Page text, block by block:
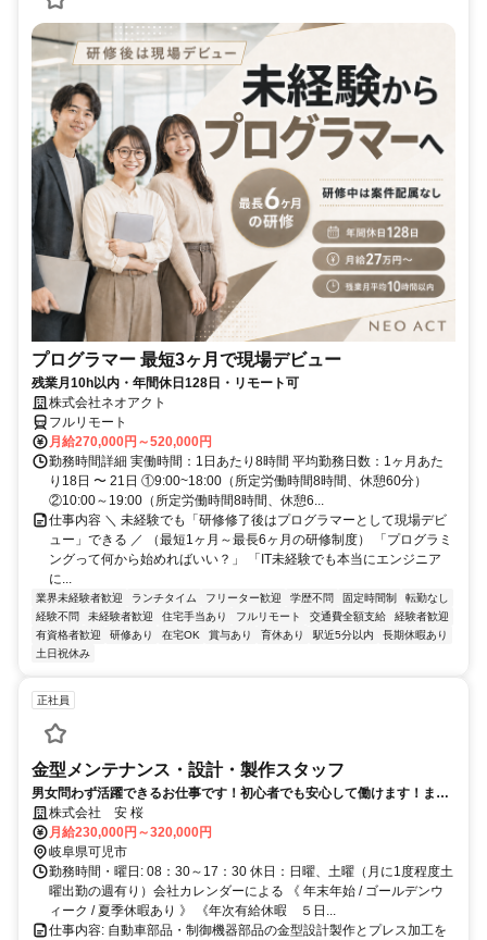
プログラマー 最短3ヶ月で現場デビュー
残業月10h以内・年間休日128日・リモート可
株式会社ネオアクト
フルリモート
月給270,000円～520,000円
勤務時間詳細 実働時間：1日あたり8時間 平均勤務日数：1ヶ月あた
り18日 〜 21日 ①9:00~18:00（所定労働時間8時間、休憩60分）
②10:00～19:00（所定労働時間8時間、休憩6...
仕事内容 ＼ 未経験でも「研修修了後はプログラマーとして現場デビ
ュー」できる ／ （最短1ヶ月～最長6ヶ月の研修制度） 「プログラミ
ングって何から始めればいい？」 「IT未経験でも本当にエンジニア
に...
業界未経験者歓迎 ランチタイム フリーター歓迎 学歴不問 固定時間制
転勤なし
経験不問
未経験者歓迎 住宅手当あり フルリモート 交通費全額支給
経験者歓迎
有資格者歓迎
研修あり 在宅OK 賞与あり 育休あり 駅近5分以内
長期休暇あり
土日祝休み
正社員
金型メンテナンス・設計・製作スタッフ
男女問わず活躍できるお仕事です！初心者でも安心して働けます！まず
はご連絡下さい。
株式会社 安 桜
月給230,000円～320,000円
岐阜県可児市
勤務時間・曜日: 08：30～17：30 休日：日曜、土曜（月に1度程度土
曜出勤の週有り）会社カレンダーによる 《 年末年始 / ゴールデンウ
ィーク / 夏季休暇あり 》 《年次有給休暇 ５日...
仕事内容: 自動車部品・制御機器部品の金型設計製作とプレス加工を